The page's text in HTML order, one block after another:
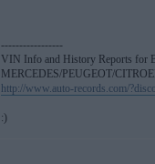
-----------------
VIN Info and History Reports
MERCEDES/PEUGEOT/
http://www.auto-records.com/
:)